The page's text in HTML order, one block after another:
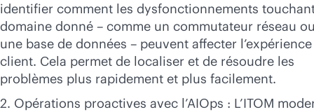
identifier comment les dysfonctionnements
domaine donné – comme un commutateur réseau
une base de données – peuvent affecter l’expérience
client. Cela permet de localiser et de résoudre les
problèmes plus rapidement et plus facilement.
2. Opérations proactives avec l’AIOps : L’ITOM